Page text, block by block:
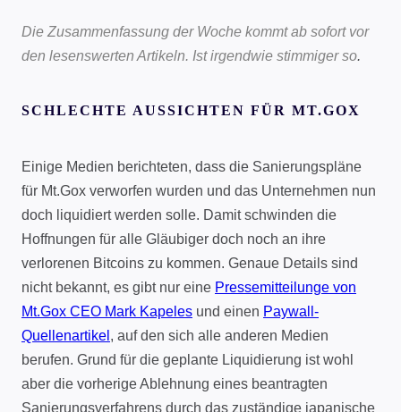
Die Zusammenfassung der Woche kommt ab sofort vor
den lesenswerten Artikeln. Ist irgendwie stimmiger so.
SCHLECHTE AUSSICHTEN FÜR MT.GOX
Einige Medien berichteten, dass die Sanierungspläne
für Mt.Gox verworfen wurden und das Unternehmen nun
doch liquidiert werden solle. Damit schwinden die
Hoffnungen für alle Gläubiger doch noch an ihre
verlorenen Bitcoins zu kommen. Genaue Details sind
nicht bekannt, es gibt nur eine Pressemitteilunge von
Mt.Gox CEO Mark Kapeles und einen Paywall-
Quellenartikel , auf den sich alle anderen Medien
berufen. Grund für die geplante Liquidierung ist wohl
aber die vorherige Ablehnung eines beantragten
Sanierungsverfahrens durch das zuständige japanische